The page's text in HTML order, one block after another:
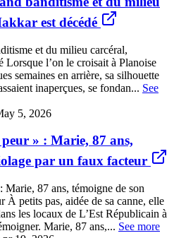
est décédé
et du milieu carcéral,
Lorsque l’on le croisait à Planoise
semaines en arrière, sa silhouette
inaperçues, se fondan... See
5, 2026
» : Marie, 87 ans,
par un faux facteur
Marie, 87 ans, témoigne de son
À petits pas, aidée de sa canne, elle
les locaux de L’Est Républicain à
Marie, 87 ans,... See more